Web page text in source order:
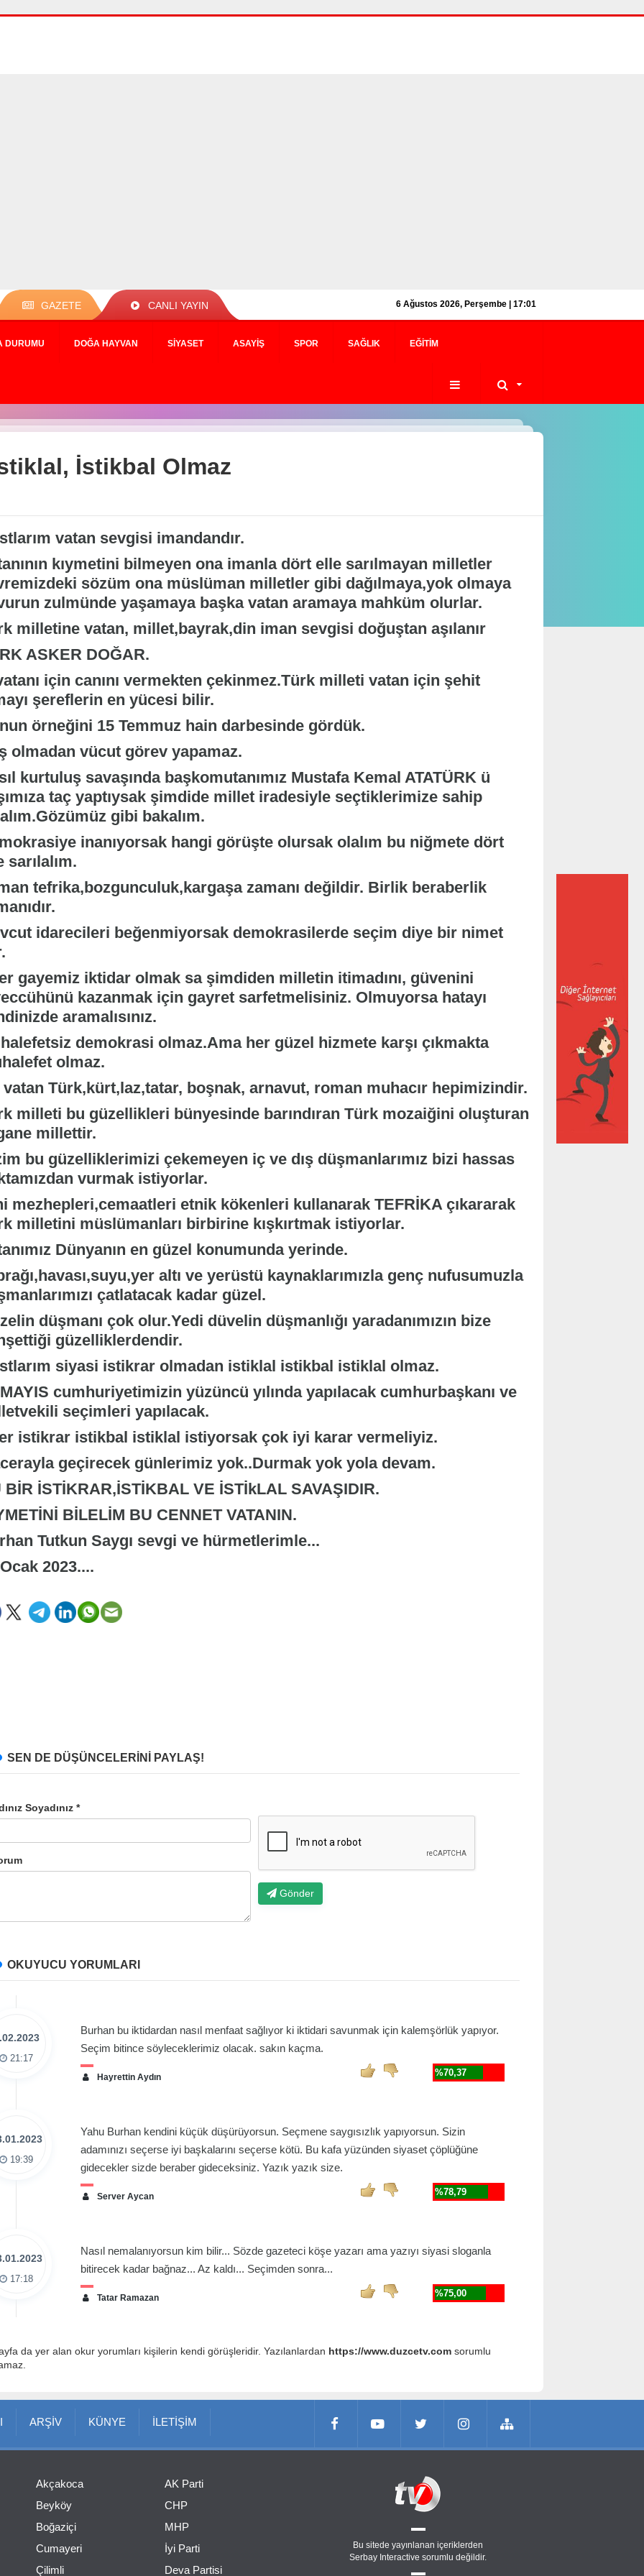
GAZETE CANLI YAYIN 6 Ağustos 2026, Perşembe | 17:01
DURUMU DOĞA HAYVAN SIYASET ASAYIŞ SPOR SAĞLIK EĞITIM
İstikbal Olmaz
vatan sevgisi imandandır.
kıymetini bilmeyen ona imanla dört elle sarılmayan milletler
sözüm ona müslüman milletler gibi dağılmaya,yok olmaya
zulmünde yaşamaya başka vatan aramaya mahküm olurlar.
milletine vatan, millet,bayrak,din iman sevgisi doğuştan aşılanır
ASKER DOĞAR.
için canını vermekten çekinmez.Türk milleti vatan için şehit
şereflerin en yücesi bilir.
örneğini 15 Temmuz hain darbesinde gördük.
olmadan vücut görev yapamaz.
kurtuluş savaşında başkomutanımız Mustafa Kemal ATATÜRK ü
taç yaptıysak şimdide millet iradesiyle seçtiklerimize sahip
gibi bakalım.
inanıyorsak hangi görüşte olursak olalım bu niğmete dört
sarılalım.
tefrika,bozgunculuk,kargaşa zamanı değildir. Birlik beraberlik
idarecileri beğenmiyorsak demokrasilerde seçim diye bir nimet
gayemiz iktidar olmak sa şimdiden milletin itimadını, güvenini
kazanmak için gayret sarfetmelisiniz. Olmuyorsa hatayı
aramalısınız.
demokrasi olmaz.Ama her güzel hizmete karşı çıkmakta
olmaz.
Türk,kürt,laz,tatar, boşnak, arnavut, roman muhacır hepimizindir.
milleti bu güzellikleri bünyesinde barındıran Türk mozaiğini oluşturan
millettir.
bu güzelliklerimizi çekemeyen iç ve dış düşmanlarımız bizi hassas
vurmak istiyorlar.
mezhepleri,cemaatleri etnik kökenleri kullanarak TEFRİKA çıkararak
milletini müslümanları birbirine kışkırtmak istiyorlar.
Dünyanın en güzel konumunda yerinde.
altı ve yerüstü kaynaklarımızla genç nufusumuzla
çatlatacak kadar güzel.
düşmanı çok olur.Yedi düvelin düşmanlığı yaradanımızın bize
güzelliklerdendir.
siyasi istikrar olmadan istiklal istikbal istiklal olmaz.
cumhuriyetimizin yüzüncü yılında yapılacak cumhurbaşkanı ve
seçimleri yapılacak.
istikrar istikbal istiklal istiyorsak çok iyi karar vermeliyiz.
geçirecek günlerimiz yok..Durmak yok yola devam.
BİR İSTİKRAR,İSTİKBAL VE İSTİkLAL SAVAŞIDIR.
BİLELİM BU CENNET VATANIN.
Tutkun Saygı sevgi ve hürmetlerimle...
2023....
SEN DE DÜŞÜNCELERİNİ PAYLAŞ!
Soyadınız *
Gönder
OKUYUCU YORUMLARI
21:17
Burhan bu iktidardan nasıl menfaat sağlıyor ki iktidari savunmak için kalemşörlük yapıyor.
Seçim bitince söyleceklerimiz olacak. sakın kaçma.
%70,37
Hayrettin Aydın
19:39
Yahu Burhan kendini küçük düşürüyorsun. Seçmene saygısızlık yapıyorsun. Sizin
adamınızı seçerse iyi başkalarını seçerse kötü. Bu kafa yüzünden siyaset çöplüğüne
gidecekler sizde beraber gideceksiniz. Yazık yazık size.
%78,79
Server Aycan
17:18
Nasıl nemalanıyorsun kim bilir... Sözde gazeteci köşe yazarı ama yazıyı siyasi sloganla
bitirecek kadar bağnaz... Az kaldı... Seçimden sonra...
%75,00
Tatar Ramazan
da yer alan okur yorumları kişilerin kendi görüşleridir. Yazılanlardan https://www.duzcetv.comsorumlu
ARŞİV KÜNYE İLETİŞİM
Akçakoca
Beyköy
Boğaziçi
Cumayeri
Çilimli
AK Parti
CHP
MHP
İyi Parti
Deva Partisi
Bu sitede yayınlanan içeriklerden
Serbay Interactive sorumlu değildir.